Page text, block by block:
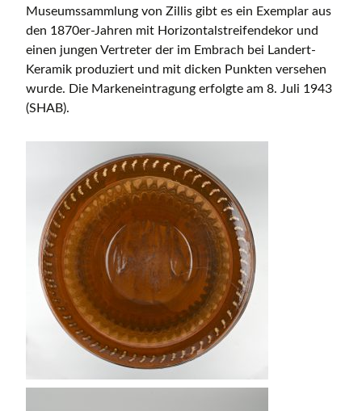
Museumssammlung von Zillis gibt es ein Exemplar aus
den 1870er-Jahren mit Horizontalstreifendekor und
einen jungen Vertreter der im Embrach bei Landert-
Keramik produziert und mit dicken Punkten versehen
wurde. Die Markeneintragung erfolgte am 8. Juli 1943
(SHAB).